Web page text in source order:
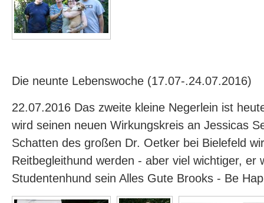
Die neunte Lebenswoche (17.07-.24.07.2016)
22.07.2016 Das zweite kleine Negerlein ist
wird seinen neuen Wirkungskreis an Jessicas
Schatten des großen Dr. Oetker bei Bielefeld
Reitbegleithund werden - aber viel wichtiger, er
Studentenhund sein Alles Gute Brooks - Be